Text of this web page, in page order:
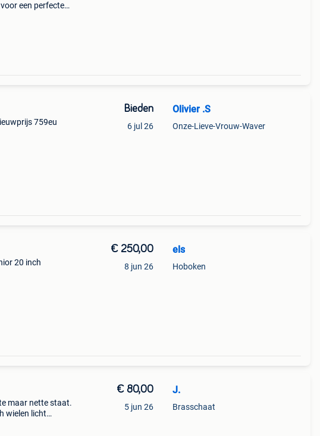
een perfecte
759eu
Bieden
6 jul 26
Olivier .S
Onze-Lieve-Vrouw-Waver
20 inch
€ 250,00
8 jun 26
els
Hoboken
maar nette staat.
wielen licht
€ 80,00
5 jun 26
J.
Brasschaat